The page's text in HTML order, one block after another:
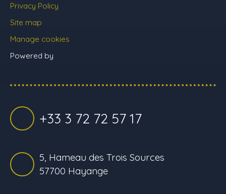
Privacy Policy
Site map
Manage cookies
Powered by
+33 3 72 72 57 17
5, Hameau des Trois Sources
57700 Hayange